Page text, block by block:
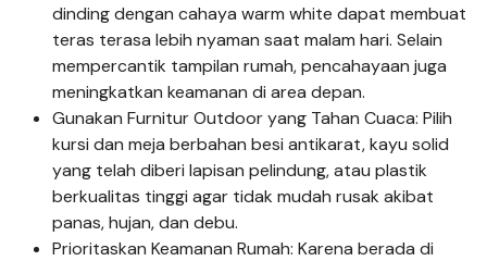
dinding dengan cahaya warm white dapat membuat
teras terasa lebih nyaman saat malam hari. Selain
mempercantik tampilan rumah, pencahayaan juga
meningkatkan keamanan di area depan.
Gunakan Furnitur Outdoor yang Tahan Cuaca: Pilih
kursi dan meja berbahan besi antikarat, kayu solid
yang telah diberi lapisan pelindung, atau plastik
berkualitas tinggi agar tidak mudah rusak akibat
panas, hujan, dan debu.
Prioritaskan Keamanan Rumah: Karena berada di